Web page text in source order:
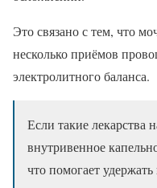
Это связано с тем, что
несколько приёмов
электролитного баланса.
Если такие лекарства
внутривенное
что помогает